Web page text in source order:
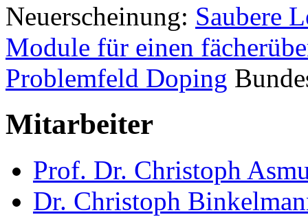
Neuerscheinung: Saubere
Module für einen
Problemfeld Doping
Mitarbeiter
Prof. Dr. Christoph
Dr. Christoph